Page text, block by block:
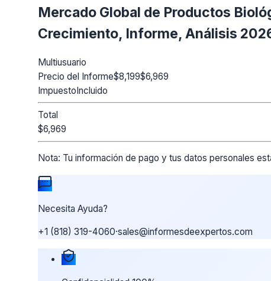
Mercado Global de Productos
Crecimiento, Informe, Análisis
Multiusuario
Precio del Informe$8,199$6,969
ImpuestoIncluido
Total
$6,969
Nota: Tu información de pago y tus datos personales
Necesita Ayuda?
+1 (818) 319-4060·sales@informesdeexpertos.com
Nuestras garantías de compra